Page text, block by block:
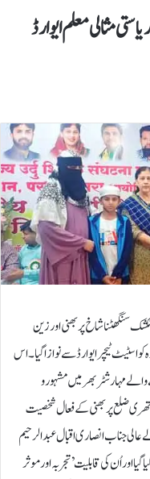
مثالی معلم ایوارڈ
شکشک سنگھٹنا شاخ پربھنی اور زین
اسٹیٹ ٹیچر ایوارڈ سے نوازا گیا۔اس
مہارشٹر بھر میں مشہور و
ضلع پربھنی کے فعال شخصیت
جناب انصاری اقبال عبدالرحیم
اور اُن کی قابلیت’تجربہ اور موثر